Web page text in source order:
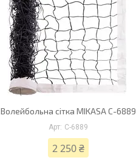
Волейбольна сітка MIKASA C-6889
C-6889
2 250 ₴